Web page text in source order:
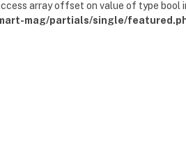
array offset on value of type bool
mag/partials/single/